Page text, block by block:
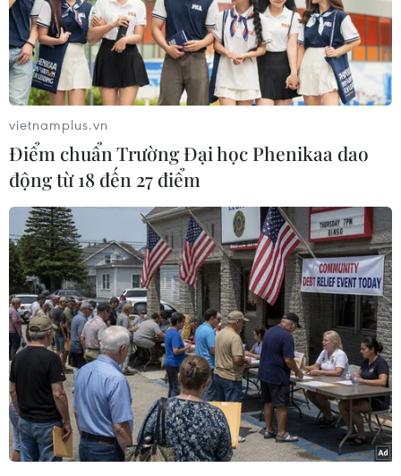
Giá vàng thế giới đã giảm xuống dưới ngưỡng
quan trọng 2.000 USD/ounce và chạm mức thấp
nhất trong hai tháng vào phiên giao dịch ngày
13/2, do báo cáo lạm phát của Mỹ mạnh hơn dự
kiến đã làm giảm triển vọng Cục Dữ trữ Liên
bang Mỹ (Fed) sẽ sớm cắt giảm lãi suất.
Cụ thể, cuối phiên này, tại sàn giao dịch COMEX
của Mỹ, giá vàng giao ngay giảm 1,3%, xuống
mức 1.993,29 USD/ounce, mức thấp nhất kể từ
ngày 13/12. Trong khi đó, giá vàng giao kỳ hạn
của Mỹ giảm 1,3%, xuống còn 2007,2
USD/ounce.
Dữ liệu mới nhất từ Bộ Lao động Mỹ cho hay,
Chỉ số giá tiêu dùng (CPI) của Mỹ trong tháng
1/2024 đã tăng 0,3% so với tháng trước đó và
tăng 3,1% so với cùng kỳ năm 2023, do chi phí
nhà ở và chăm sóc sức khỏe tăng. Kết quả này
cao hơn dự báo của các nhà kinh tế học trong
vietnamplus.vn
Điểm chuẩn Trường Đại học Phenikaa dao
động từ 18 đến 27 điểm